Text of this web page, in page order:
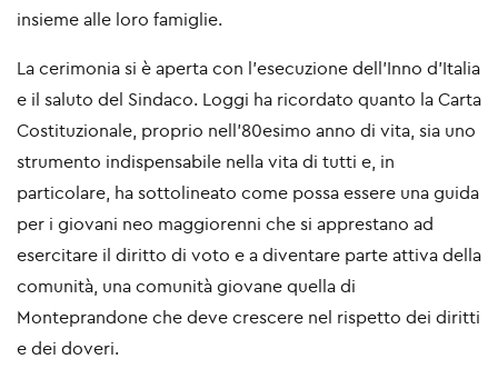
insieme alle loro famiglie.
La cerimonia si è aperta con l’esecuzione dell’Inno d’Italia
e il saluto del Sindaco. Loggi ha ricordato quanto la Carta
Costituzionale, proprio nell’80esimo anno di vita, sia uno
strumento indispensabile nella vita di tutti e, in
particolare, ha sottolineato come possa essere una guida
per i giovani neo maggiorenni che si apprestano ad
esercitare il diritto di voto e a diventare parte attiva della
comunità, una comunità giovane quella di
Monteprandone che deve crescere nel rispetto dei diritti
e dei doveri.